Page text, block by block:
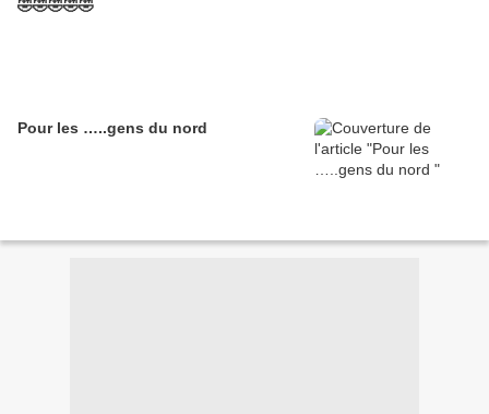
🤣🤣🤣🤣🤣
Pour les …..gens du nord